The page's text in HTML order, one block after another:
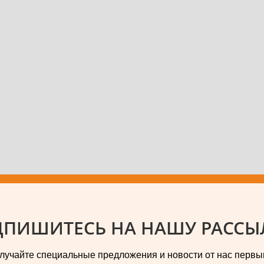
НА НАШУ
специальные предложения и новости от нас